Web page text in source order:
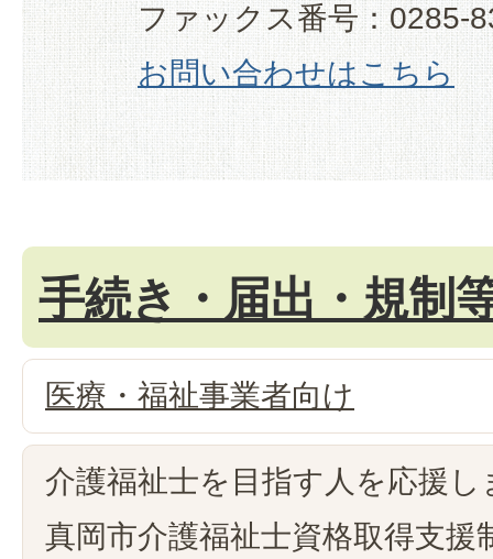
ファックス番号：0285-
お問い合わせはこちら
手続き・届出・規制
医療・福祉事業者向け
介護福祉士を目指す人を応援
真岡市介護福祉士資格取得支援